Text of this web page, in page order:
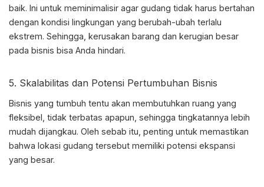
baik. Ini untuk meminimalisir agar gudang tidak harus bertahan
dengan kondisi lingkungan yang berubah-ubah terlalu
ekstrem. Sehingga, kerusakan barang dan kerugian besar
pada bisnis bisa Anda hindari.
5. Skalabilitas dan Potensi Pertumbuhan Bisnis
Bisnis yang tumbuh tentu akan membutuhkan ruang yang
fleksibel, tidak terbatas apapun, sehingga tingkatannya lebih
mudah dijangkau. Oleh sebab itu, penting untuk memastikan
bahwa lokasi gudang tersebut memiliki potensi ekspansi
yang besar.